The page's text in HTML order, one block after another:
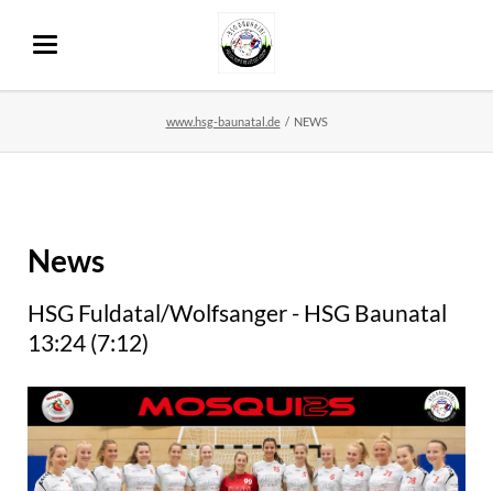
www.hsg-baunatal.de NEWS
News
HSG Fuldatal/Wolfsanger - HSG Baunatal
13:24 (7:12)